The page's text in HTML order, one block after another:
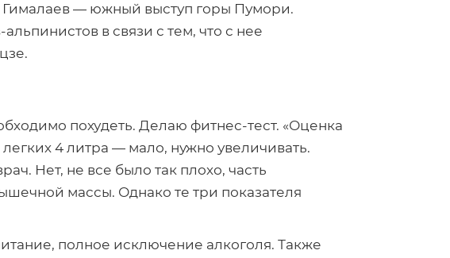
Гималаев — южный выступ горы Пумори.
альпинистов в связи с тем, что с нее
похудеть. Делаю фитнес-тест. «Оценка
4 литра — мало, нужно увеличивать.
Нет, не все было так плохо, часть
массы. Однако те три показателя
полное исключение алкоголя. Также